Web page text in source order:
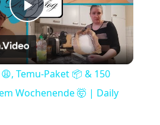
Play
Video
Temu-Paket 📦 & 150
Wochenende 🤯 | Daily